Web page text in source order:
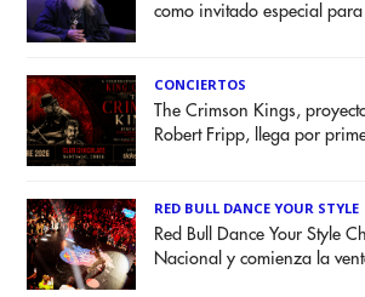
como invitado especial
CONCIERTOS
The Crimson Kings,
Robert Fripp, llega por
RED BULL DANCE YOUR STYLE
Red Bull Dance Your Style
Nacional y comienza la